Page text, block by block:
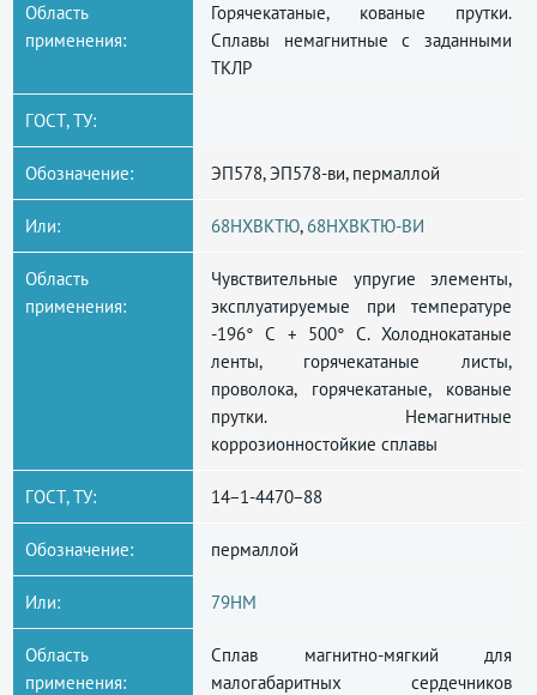
Область
применения:
Горячекатаные, кованые прутки.
Сплавы немагнитные с заданными
ТКЛР
ГОСТ, ТУ:
Обозначение: ЭП578, ЭП578-ви, пермаллой
Или: 68НХВКТЮ, 68НХВКТЮ-ВИ
Область
применения:
Чувствительные упругие элементы,
эксплуатируемые при температуре
-196° С + 500° С. Холоднокатаные
ленты, горячекатаные листы,
проволока, горячекатаные, кованые
прутки. Немагнитные
коррозионностойкие сплавы
ГОСТ, ТУ: 14−1-4470−88
Обозначение: пермаллой
Или: 79НМ
Область
применения:
Сплав магнитно-мягкий для
малогабаритных сердечников